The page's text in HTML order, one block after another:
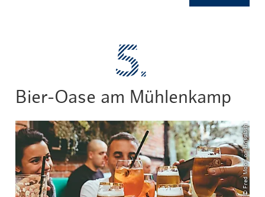
Bier-Oase am Mühlenkamp
© Fred Moon on Unsplash